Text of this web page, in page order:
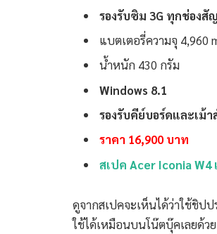
รองรับซิม 3G ทุกช่อง
แบตเตอรี่ความจุ 4,960
น้ำหนัก 430 กรัม
Windows 8.1
รองรับคีย์บอร์ดและเม้
ราคา 16,900 บาท
สเปค Acer Iconia W4
ดูจากสเปคจะเห็นได้ว่าใช้ชิป
ใช้ได้เหมือนบนโน๊ตบุ๊คเลยด้ว